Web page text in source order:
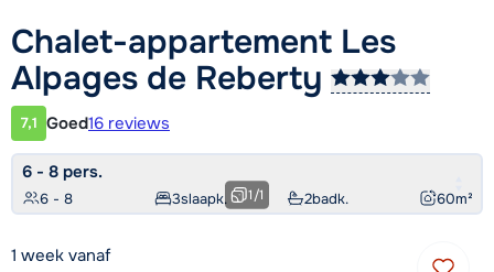
Chalet-appartement Les
Alpages de Reberty
Klantwaardering
7,1 Goed16 reviews
6 - 8 pers.
6 - 8 3slaapk. 2badk. 60m²
1/1
1 week vanaf